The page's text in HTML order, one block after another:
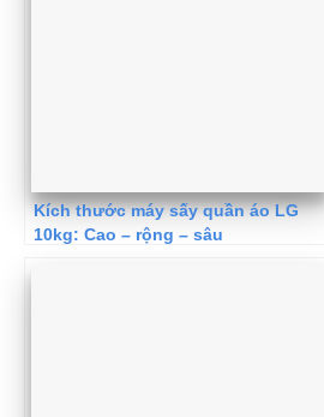
Kích thước máy sấy quần áo LG
10kg: Cao – rộng – sâu